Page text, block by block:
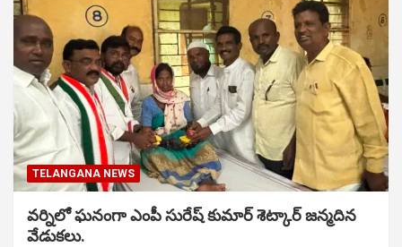
TELANGANA NEWS
వర్నిలో ఘనంగా ఎంపీ సురేష్ కుమార్ శెట్కార్ జన్మదిన
వేడుకలు.